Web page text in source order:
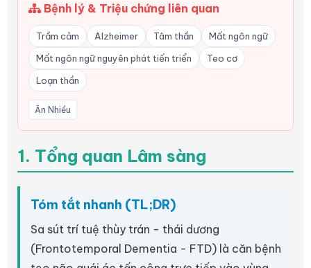
Bệnh lý & Triệu chứng liên quan
Trầm cảm Alzheimer Tâm thần
Mất ngôn ngữ
Mất ngôn ngữ nguyên phát tiến triển
Teo cơ
Loạn thần
Ăn Nhiều
1. Tổng quan Lâm sàng
Tóm tắt nhanh (TL;DR)
Sa sút trí tuệ thùy trán - thái dương
(Frontotemporal Dementia - FTD) là căn bệnh